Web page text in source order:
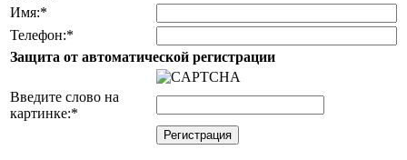
Имя:*
Телефон:*
Защита от автоматической регистрации
Введите слово на
картинке:*